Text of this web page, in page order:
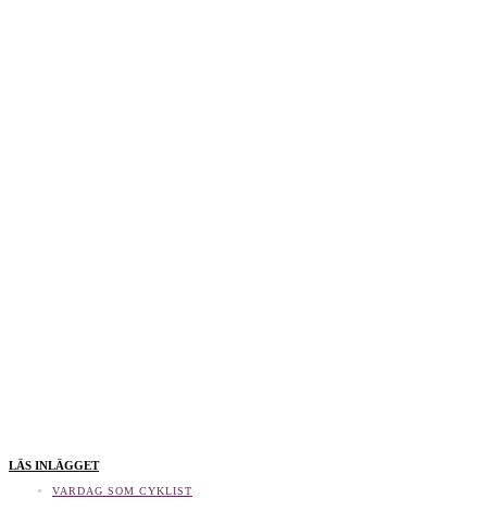
LÄS INLÄGGET
VARDAG SOM CYKLIST